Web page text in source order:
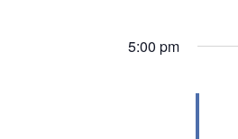
5:00 pm